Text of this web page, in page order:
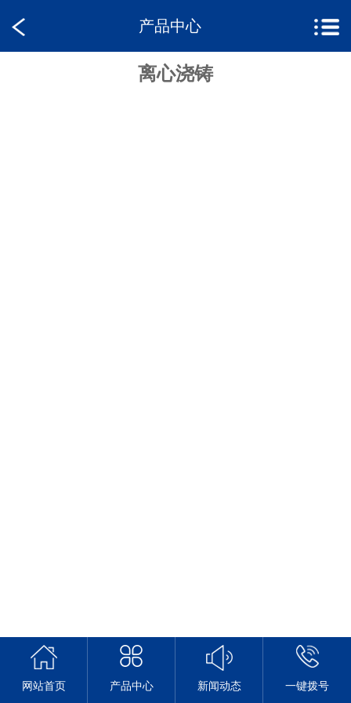
产品中心
离心浇铸
网站首页 产品中心 新闻动态 一键拨号